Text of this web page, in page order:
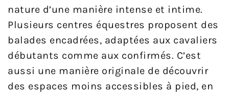
nature d’une manière intense et intime.
Plusieurs centres équestres proposent des
balades encadrées, adaptées aux cavaliers
débutants comme aux confirmés. C’est
aussi une manière originale de découvrir
des espaces moins accessibles à pied, en